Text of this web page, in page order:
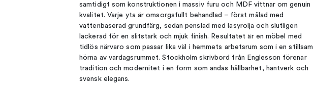
samtidigt som konstruktionen i massiv furu och MDF vittnar om genuin
kvalitet. Varje yta är omsorgsfullt behandlad – först målad med
vattenbaserad grundfärg, sedan penslad med lasyrolja och slutligen
lackerad för en slitstark och mjuk finish. Resultatet är en möbel med
tidlös närvaro som passar lika väl i hemmets arbetsrum som i en stillsam
hörna av vardagsrummet. Stockholm skrivbord från Englesson förenar
tradition och modernitet i en form som andas hållbarhet, hantverk och
svensk elegans.